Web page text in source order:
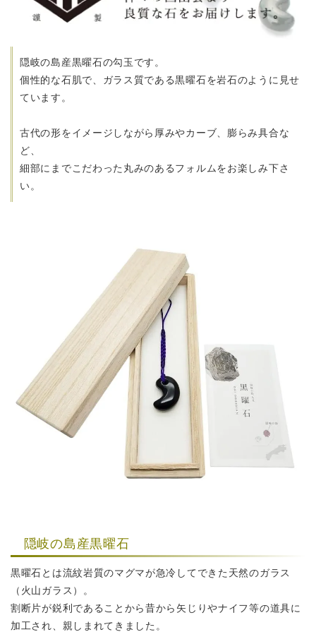
隠岐の島産黒曜石の勾玉です。
個性的な石肌で、ガラス質である黒曜石を岩石のように見せ
ています。
古代の形をイメージしながら厚みやカーブ、膨らみ具合な
ど、
細部にまでこだわった丸みのあるフォルムをお楽しみ下さ
い。
隠岐の島産黒曜石
黒曜石とは流紋岩質のマグマが急冷してできた天然のガラス
（火山ガラス）。
割断片が鋭利であることから昔から矢じりやナイフ等の道具に
加工され、親しまれてきました。